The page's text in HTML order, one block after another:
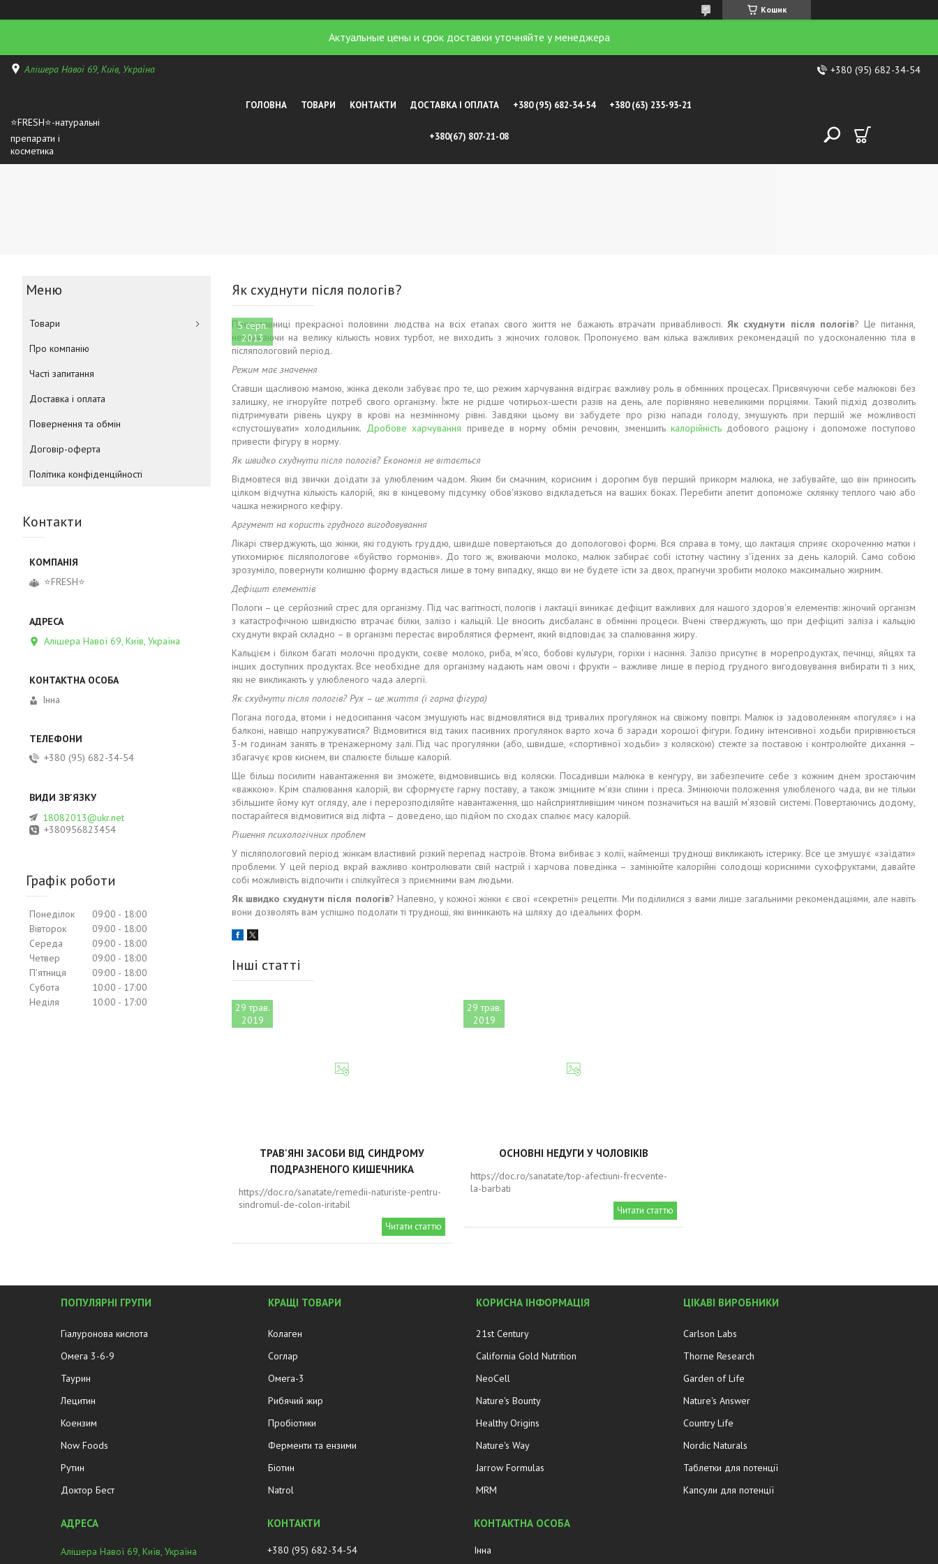
Кошик
Актуальные цены и срок доставки уточняйте у менеджера
Алішера Навої 69, Київ, Україна +380 (95) 682-34-54
⭐FRESH⭐-натуральні
препарати і
косметика
ГОЛОВНА ТОВАРИ КОНТАКТИ ДОСТАВКА І ОПЛАТА +380 (95) 682-34-54 +380 (63) 235-93-21
+380(67) 807-21-08
Як схуднути після пологів?
5 серп.
2013
Представниці прекрасної половини людства на всіх етапах свого життя не бажають втрачати привабливості.Як схуднути після пологів? Це питання,
незважаючи на велику кількість нових турбот, не виходить з жіночих головок. Пропонуємо вам кілька важливих рекомендацій по удосконаленню тіла в
післяпологовий період.
Режим має значення
Ставши щасливою мамою, жінка деколи забуває про те, що режим харчування відіграє важливу роль в обмінних процесах. Присвячуючи себе малюкові без
залишку, не ігноруйте потреб свого організму. Їжте не рідше чотирьох-шести разів на день, але порівняно невеликими порціями. Такий підхід дозволить
підтримувати рівень цукру в крові на незмінному рівні. Завдяки цьому ви забудете про різкі напади голоду, змушують при першій же можливості
«спустошувати» холодильник. Дробове харчування приведе в норму обмін речовин, зменшитькалорійність добового раціону і допоможе поступово
привести фігуру в норму.
Як швидко схуднути після пологів? Економія не вітається
Відмовтеся від звички доїдати за улюбленим чадом. Яким би смачним, корисним і дорогим був перший прикорм малюка, не забувайте, що він приносить
цілком відчутна кількість калорій, які в кінцевому підсумку обов'язково відкладеться на ваших боках. Перебити апетит допоможе склянку теплого чаю або
чашка нежирного кефіру.
Аргумент на користь грудного вигодовування
Лікарі стверджують, що жінки, які годують груддю, швидше повертаються до допологової формі. Вся справа в тому, що лактація сприяє скороченню матки і
утихомирює післяпологове «буйство гормонів». До того ж, вживаючи молоко, малюк забирає собі істотну частину з'їдених за день калорій. Само собою
зрозуміло, повернути колишню форму вдасться лише в тому випадку, якщо ви не будете їсти за двох, прагнучи зробити молоко максимально жирним.
Дефіцит елементів
Пологи – це серйозний стрес для організму. Під час вагітності, пологів і лактації виникає дефіцит важливих для нашого здоров'я елементів: жіночий організм
з катастрофічною швидкістю втрачає білки, залізо і кальцій. Це вносить дисбаланс в обмінні процеси. Вчені стверджують, що при дефіциті заліза і кальцію
схуднути вкрай складно – в організмі перестає вироблятися фермент, який відповідає за спалювання жиру.
Кальцієм і білком багаті молочні продукти, соєве молоко, риба, м'ясо, бобові культури, горіхи і насіння. Залізо присутнє в морепродуктах, печінці, яйцях та
інших доступних продуктах. Все необхідне для організму надають нам овочі і фрукти – важливе лише в період грудного вигодовування вибирати ті з них,
які не викликають у улюбленого чада алергії.
Як схуднути після пологів? Рух – це життя (і гарна фігура)
Погана погода, втоми і недосипання часом змушують нас відмовлятися від тривалих прогулянок на свіжому повітрі. Малюк із задоволенням «погуляє» і на
балконі, навіщо напружуватися? Відмовитися від таких пасивних прогулянок варто хоча б заради хорошої фігури. Годину інтенсивної ходьби прирівнюється
3-м годинам занять в тренажерному залі. Під час прогулянки (або, швидше, «спортивної ходьби» з коляскою) стежте за поставою і контролюйте дихання –
збагачує кров киснем, ви спалюєте більше калорій.
Ще більш посилити навантаження ви зможете, відмовившись від коляски. Посадивши малюка в кенгуру, ви забезпечите себе з кожним днем зростаючим
«важкою». Крім спалювання калорій, ви сформуєте гарну поставу, а також зміцните м'язи спини і преса. Змінюючи положення улюбленого чада, ви не тільки
збільшите йому кут огляду, але і перерозподіляйте навантаження, що найсприятливішим чином позначиться на вашій м'язовій системі. Повертаючись додому,
постарайтеся відмовитися від ліфта – доведено, що підйом по сходах спалює масу калорій.
Рішення психологічних проблем
У післяпологовий період жінкам властивий різкий перепад настроїв. Втома вибиває з колії, найменші труднощі викликають істерику. Все це змушує «заїдати»
проблеми. У цей період вкрай важливо контролювати свій настрій і харчова поведінка – замінюйте калорійні солодощі корисними сухофруктами, давайте
собі можливість відпочити і спілкуйтеся з приємними вам людьми.
Як швидко схуднути після пологів? Напевно, у кожної жінки є свої «секретні» рецепти. Ми поділилися з вами лише загальними рекомендаціями, але навіть
вони дозволять вам успішно подолати ті труднощі, які виникають на шляху до ідеальних форм.
Інші статті
29 трав.
2019
ТРАВ'ЯНІ ЗАСОБИ ВІД СИНДРОМУ
ПОДРАЗНЕНОГО КИШЕЧНИКА
https://doc.ro/sanatate/remedii-naturiste-pentru-
sindromul-de-colon-iritabil
Читати статтю
29 трав.
2019
ОСНОВНІ НЕДУГИ У ЧОЛОВІКІВ
https://doc.ro/sanatate/top-afectiuni-frecvente-
la-barbati
Читати статтю
Товари
Про компанію
Часті запитання
Доставка і оплата
Повернення та обмін
Договір-оферта
Політика конфіденційності
Контакти
⭐FRESH⭐
Алішера Навої 69, Київ, Україна
Інна
+380 (95) 682-34-54
18082013@ukr.net
+380956823454
Графік роботи
Понеділок 09:00
18:00
Вівторок
09:00
18:00
Середа
09:00
18:00
Четвер
09:00
18:00
Пʼятниця
09:00
18:00
Субота
10:00
17:00
Неділя
10:00 17:00
ПОПУЛЯРНІ ГРУПИ
Гіалуронова кислота
Омега 3-6-9
Таурин
Лецитин
Коензим
Now Foods
Рутин
Доктор Бест
КРАЩІ ТОВАРИ
Колаген
Соглар
Омега-3
Рибячий жир
Пробіотики
Ферменти та ензими
Біотин
Natrol
КОРИСНА ІНФОРМАЦІЯ
21st Century
California Gold Nutrition
NeoCell
Nature's Bounty
Healthy Origins
Nature's Way
Jarrow Formulas
MRM
ЦІКАВІ ВИРОБНИКИ
Carlson Labs
Thorne Research
Garden of Life
Nature's Answer
Country Life
Nordic Naturals
Таблетки для потенції
Капсули для потенції
Алішера Навої 69, Київ, Україна +380 (95) 682-34-54 Інна